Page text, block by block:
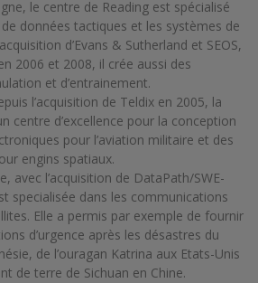
le centre de Reading est spécialisé
données tactiques et les systèmes de
d’Evans & Sutherland et SEOS,
2006 et 2008, il crée aussi des
et d’entrainement.
l’acquisition de Teldix en 2005, la
centre d’excellence pour la conception
pour l’aviation militaire et des
engins spatiaux.
avec l’acquisition de DataPath/SWE-
specialisée dans les communications
Elle a permis par exemple de fournir
d’urgence après les désastres du
de l’ouragan Katrina aux Etats-Unis
de terre de Sichuan en Chine.